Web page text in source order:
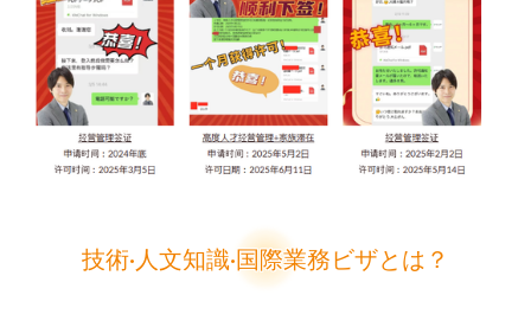
技術·人文知識·国際業務ビザとは？